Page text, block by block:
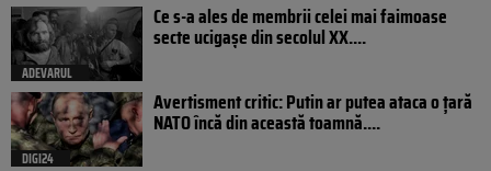
ADEVARUL
Ce s-a ales de membrii celei mai faimoase
secte ucigașe din secolul XX....
DIGI24
Avertisment critic: Putin ar putea ataca o țară
NATO încă din această toamnă....